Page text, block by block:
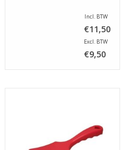
Incl. BTW
€11,50
Excl. BTW
€9,50